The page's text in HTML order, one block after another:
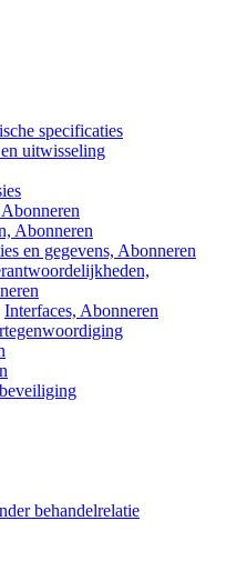
specificaties
uitwisseling
Abonneren
en gegevens, Abonneren
Interfaces, Abonneren
behandelrelatie